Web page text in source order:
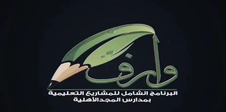
الاستمرارية والشمولية، والمواكبة لكل جديد من خلال عدد من
المشاريع المتجددة الخاضعة للرقابة، والتي تضمن جودة التعليم
والتعلم بقيادة فريق من الخبراء التعليميين.
عرض المزيد